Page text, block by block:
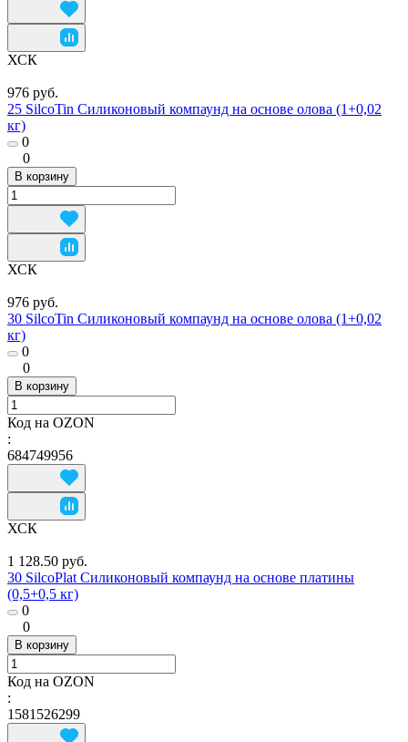
ХСК
976 руб.
25 SilcoTin Силиконовый компаунд на основе олова (1+0,02
кг)
0
0
В корзину
ХСК
976 руб.
30 SilcoTin Силиконовый компаунд на основе олова (1+0,02
кг)
0
0
В корзину
Код на OZON
:
684749956
ХСК
1 128.50 руб.
30 SilcoPlat Силиконовый компаунд на основе платины
(0,5+0,5 кг)
0
0
В корзину
Код на OZON
:
1581526299